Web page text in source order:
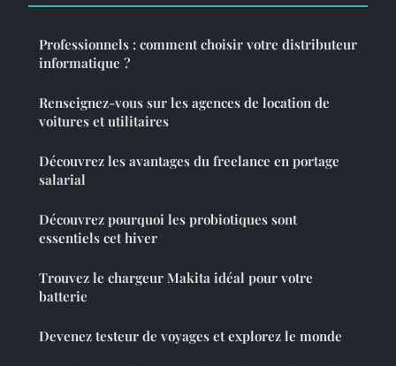
Professionnels : comment choisir votre distributeur
informatique ?
Renseignez-vous sur les agences de location de
voitures et utilitaires
Découvrez les avantages du freelance en portage
salarial
Découvrez pourquoi les probiotiques sont
essentiels cet hiver
Trouvez le chargeur Makita idéal pour votre
batterie
Devenez testeur de voyages et explorez le monde